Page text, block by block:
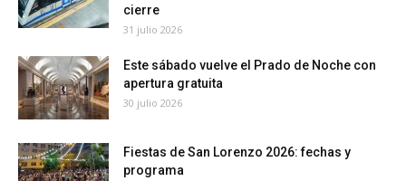
cierre
31 julio 2026
Este sábado vuelve el Prado de Noche con
apertura gratuita
30 julio 2026
Fiestas de San Lorenzo 2026: fechas y
programa